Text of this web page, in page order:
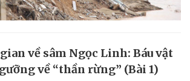
về sâm Ngọc Linh: Báu vật
về “thần rừng” (Bài 1)